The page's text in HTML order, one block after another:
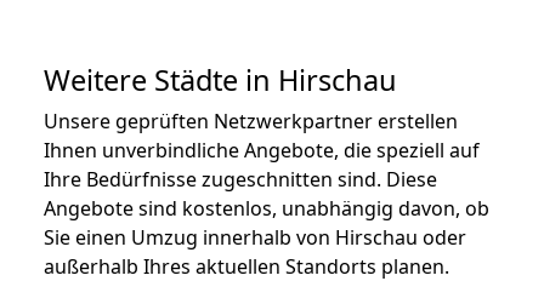
Weitere Städte in Hirschau
Unsere geprüften Netzwerkpartner erstellen
Ihnen unverbindliche Angebote, die speziell auf
Ihre Bedürfnisse zugeschnitten sind. Diese
Angebote sind kostenlos, unabhängig davon, ob
Sie einen Umzug innerhalb von Hirschau oder
außerhalb Ihres aktuellen Standorts planen.